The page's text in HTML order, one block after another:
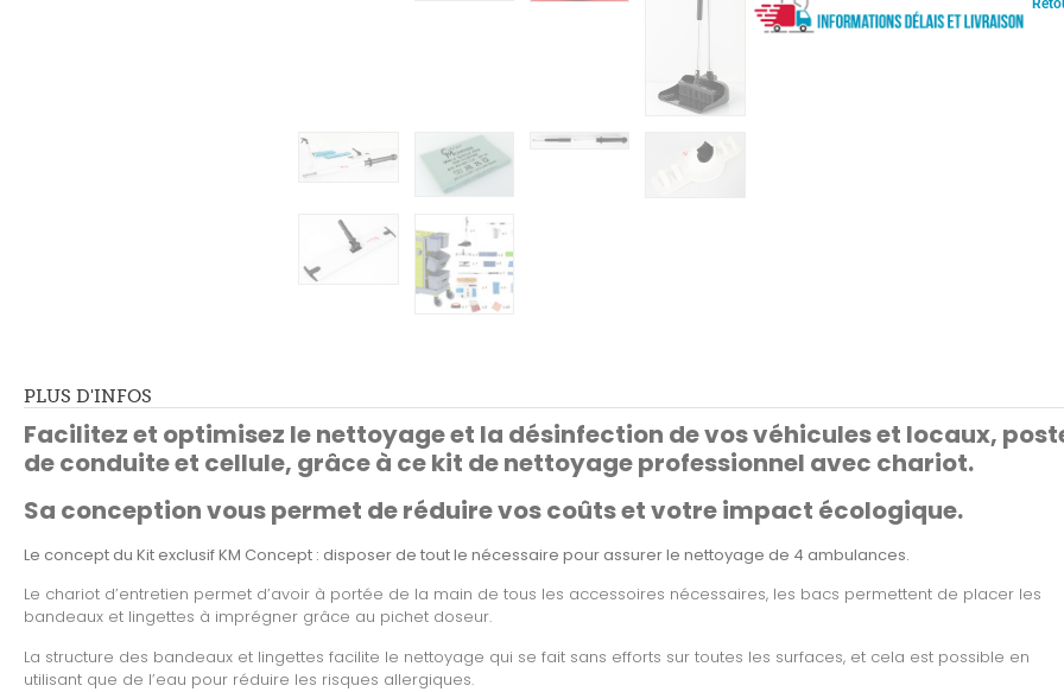
PLUS D'INFOS
Facilitez et optimisez le nettoyage et la désinfection de vos véhicules et locaux,
de conduite et cellule, grâce à ce kit de nettoyage professionnel avec chariot.
Sa conception vous permet de réduire vos coûts et votre impact écologique.
Le concept du Kit exclusif KM Concept : disposer de tout le nécessaire pour assurer le nettoyage de 4 ambulances.
Le chariot d’entretien permet d’avoir à portée de la main de tous les accessoires nécessaires, les bacs permettent de placer les
bandeaux et lingettes à imprégner grâce au pichet doseur.
La structure des bandeaux et lingettes facilite le nettoyage qui se fait sans efforts sur toutes les surfaces, et cela est possible en
utilisant que de l’eau pour réduire les risques allergiques.